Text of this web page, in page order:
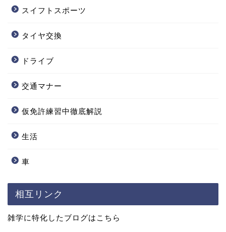
スイフトスポーツ
タイヤ交換
ドライブ
交通マナー
仮免許練習中徹底解説
生活
車
相互リンク
雑学に特化したブログはこちら